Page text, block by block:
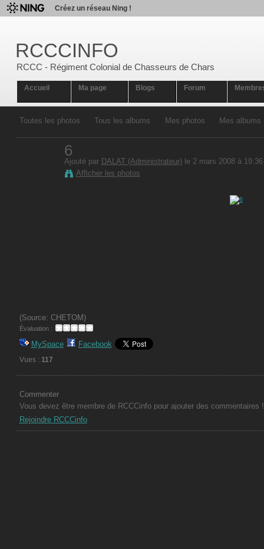
Créez un réseau Ning !
RCCCINFO
RCCC - Régiment Colonial de Chasseurs de Chars
Accueil Ma page Blogs Forum
Toutes les photos Tous les albums Mes photos Mes albums
6
Ajouté par DALAT (Administrateur)le 2 mars 2008 à 19:36
Afficher les photos
(Source: CHETOM)
Évaluation :
MySpace Facebook
Vues : 117
Commenter
Vous devez être membre de RCCCinfo pour ajouter des commentaires !
Rejoindre RCCCinfo